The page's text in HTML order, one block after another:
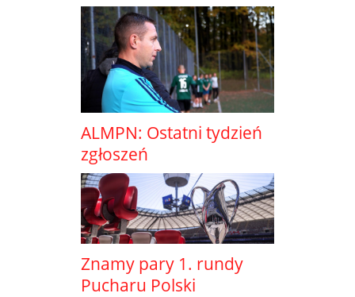
ALMPN: Ostatni tydzień
zgłoszeń
Znamy pary 1. rundy
Pucharu Polski